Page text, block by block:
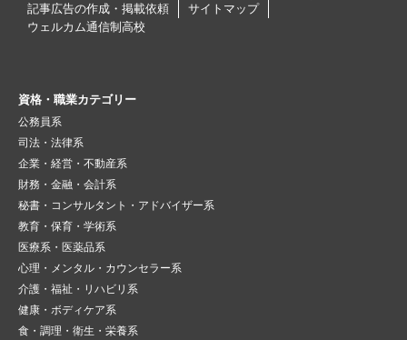
記事広告の作成・掲載依頼
サイトマップ
ウェルカム通信制高校
資格・職業カテゴリー
公務員系
司法・法律系
企業・経営・不動産系
財務・金融・会計系
秘書・コンサルタント・アドバイザー系
教育・保育・学術系
医療系・医薬品系
心理・メンタル・カウンセラー系
介護・福祉・リハビリ系
健康・ボディケア系
食・調理・衛生・栄養系